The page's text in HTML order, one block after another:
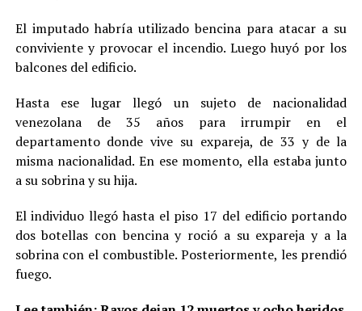
El imputado habría utilizado bencina para atacar a su
conviviente y provocar el incendio. Luego huyó por los
balcones del edificio.
Hasta ese lugar llegó un sujeto de nacionalidad
venezolana de 35 años para irrumpir en el
departamento donde vive su expareja, de 33 y de la
misma nacionalidad. En ese momento, ella estaba junto
a su sobrina y su hija.
El individuo llegó hasta el piso 17 del edificio portando
dos botellas con bencina y roció a su expareja y a la
sobrina con el combustible. Posteriormente, les prendió
fuego.